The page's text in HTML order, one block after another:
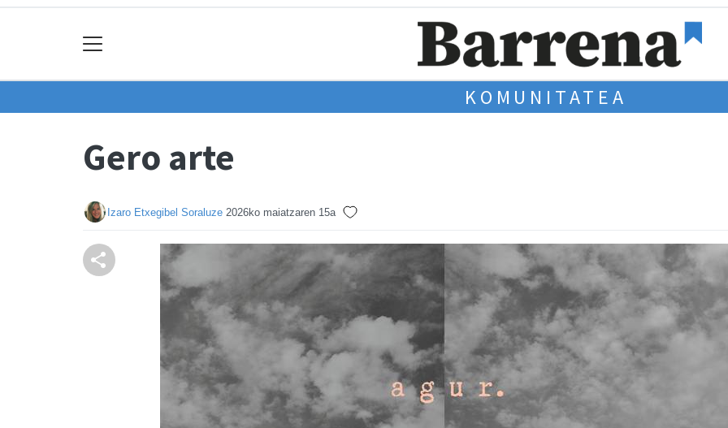
KOMUNITATEA
Gero arte
Izaro Etxegibel Soraluze 2026ko maiatzaren 15a